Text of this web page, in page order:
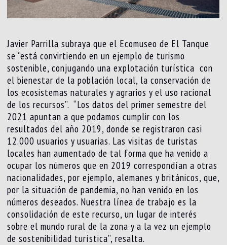
Javier Parrilla subraya que el Ecomuseo de El Tanque
se “está convirtiendo en un ejemplo de turismo
sostenible, conjugando una explotación turística con
el bienestar de la población local, la conservación de
los ecosistemas naturales y agrarios y el uso racional
de los recursos”. “Los datos del primer semestre del
2021 apuntan a que podamos cumplir con los
resultados del año 2019, donde se registraron casi
12.000 usuarios y usuarias. Las visitas de turistas
locales han aumentado de tal forma que ha venido a
ocupar los números que en 2019 correspondían a otras
nacionalidades, por ejemplo, alemanes y británicos, que,
por la situación de pandemia, no han venido en los
números deseados. Nuestra línea de trabajo es la
consolidación de este recurso, un lugar de interés
sobre el mundo rural de la zona y a la vez un ejemplo
de sostenibilidad turística”, resalta.